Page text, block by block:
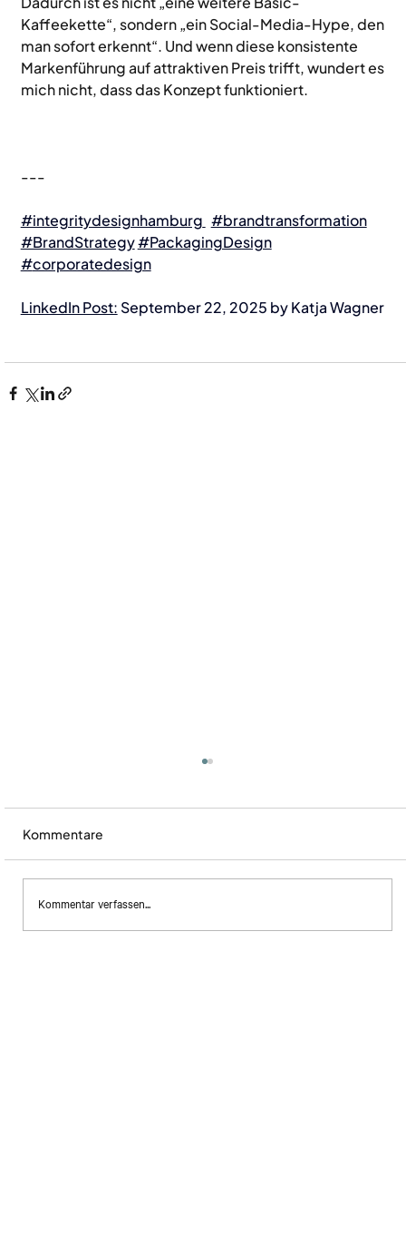
Kaffeekette“, sondern „ein Social-Media-Hype, den
man sofort erkennt“. Und wenn diese konsistente
Markenführung auf attraktiven Preis trifft, wundert es
mich nicht, dass das Konzept funktioniert.
---
#integritydesignhamburg #brandtransformation
#BrandStrategy#PackagingDesign
#corporatedesign
LinkedIn Post: September 22, 2025 by Katja Wagner
Kommentare
Kommentar verfassen...